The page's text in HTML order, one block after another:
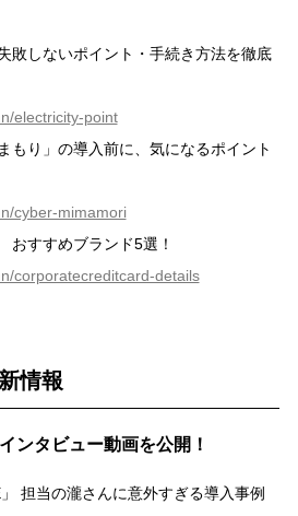
敗しないポイント・手続き方法を徹底
electricity-point
もり」の導入前に、気になるポイント
cyber-mimamori
すすめブランド5選！
corporatecreditcard-details
情報
ンタビュー動画を公開！
担当の瀧さんに意外すぎる導入事例